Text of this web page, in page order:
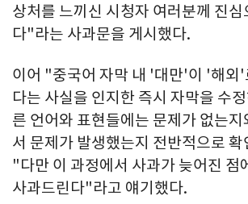
상처를 느끼신 시청자 여러분께 진심
다"라는 사과문을 게시했다.
이어 "중국어 자막 내 '대만'이 '해외'
다는 사실을 인지한 즉시 자막을 수
른 언어와 표현들에는 문제가 없는지
서 문제가 발생했는지 전반적으로
"다만 이 과정에서 사과가 늦어진 점
사과드린다"라고 얘기했다.